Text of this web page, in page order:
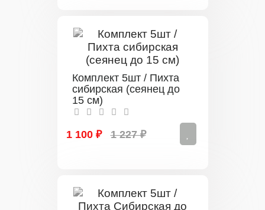
Комплект 5шт / Пихта
сибирская (сеянец до
15 см)
1 100 ₽ 1 227 ₽